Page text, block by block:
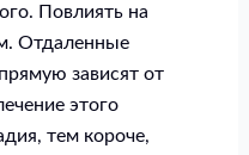
Повлиять на
Отдаленные
зависят от
этого
тем короче,